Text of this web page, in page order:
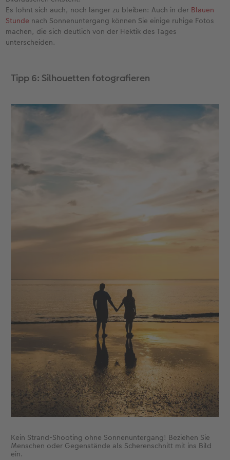
Es lohnt sich auch, noch länger zu bleiben: Auch in der Blauen
Stunde nach Sonnenuntergang können Sie einige ruhige Fotos
machen, die sich deutlich von der Hektik des Tages
unterscheiden.
Tipp 6: Silhouetten fotografieren
Kein Strand-Shooting ohne Sonnenuntergang! Beziehen Sie
Menschen oder Gegenstände als Scherenschnitt mit ins Bild
ein.